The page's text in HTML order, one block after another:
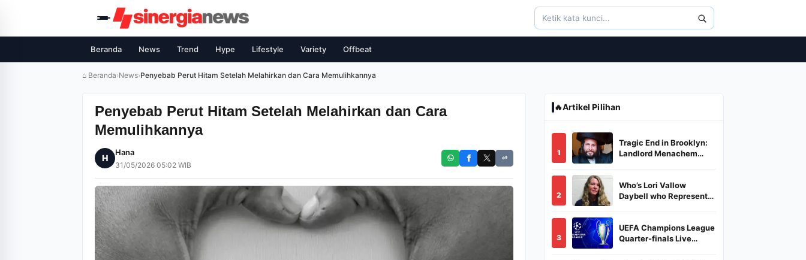
Beranda News Trend Hype Lifestyle Variety Offbeat
⌂ Beranda›News›Penyebab Perut Hitam Setelah Melahirkan dan Cara Memulihkannya
Penyebab Perut Hitam Setelah Melahirkan dan Cara
Memulihkannya
H
Hana
31/05/2026 05:02 WIB
🔥Artikel Pilihan
1
Tragic End in Brooklyn:
Landlord Menachem
Burned in a Dumpster
2
Who’s Lori Vallow
Daybell who Represents
3
UEFA Champions League
Quarter-finals Live